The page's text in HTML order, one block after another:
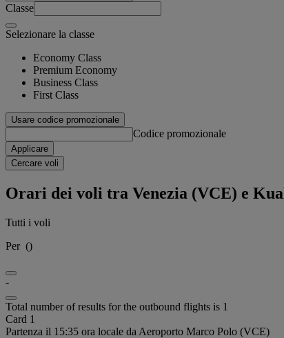
Classe
Selezionare la classe
Economy Class
Premium Economy
Business Class
First Class
Usare codice promozionale
Codice promozionale
Applicare
Cercare voli
Orari dei voli tra Venezia (VCE) e
Tutti i voli
Per ()
-
Total number of results for the outbound flights is 1
Card 1
Partenza il 15:35 ora locale da Aeroporto Marco Polo (VCE)